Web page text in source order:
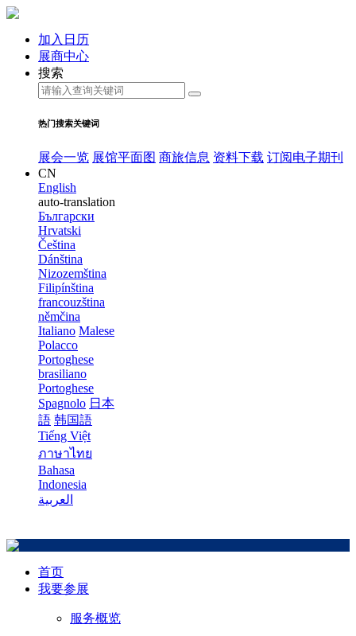
加入日历
展商中心
搜索
热门搜索关键词
展会一览 展馆平面图 商旅信息 资料下载 订阅电子期刊
CN
English
auto-translation
Български
Hrvatski
Čeština
Dánština
Nizozemština
Filipínština
francouzština
němčina
Italiano Malese
Polacco
Portoghese
brasiliano
Portoghese
Spagnolo 日本
語 韩国語
Tiếng Việt
ภาษาไทย
Bahasa
Indonesia
العربية
首页
我要参展
服务概览